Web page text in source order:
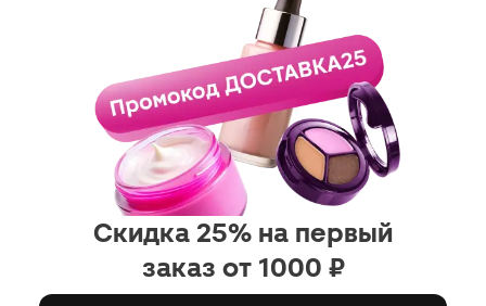
Скидка 25% на первый
заказ от 1000 ₽